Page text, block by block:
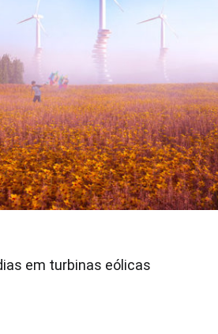
em turbinas eólicas